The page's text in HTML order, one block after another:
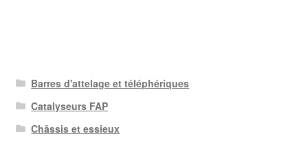
Barres d'attelage et téléphériques
Catalyseurs FAP
Châssis et essieux